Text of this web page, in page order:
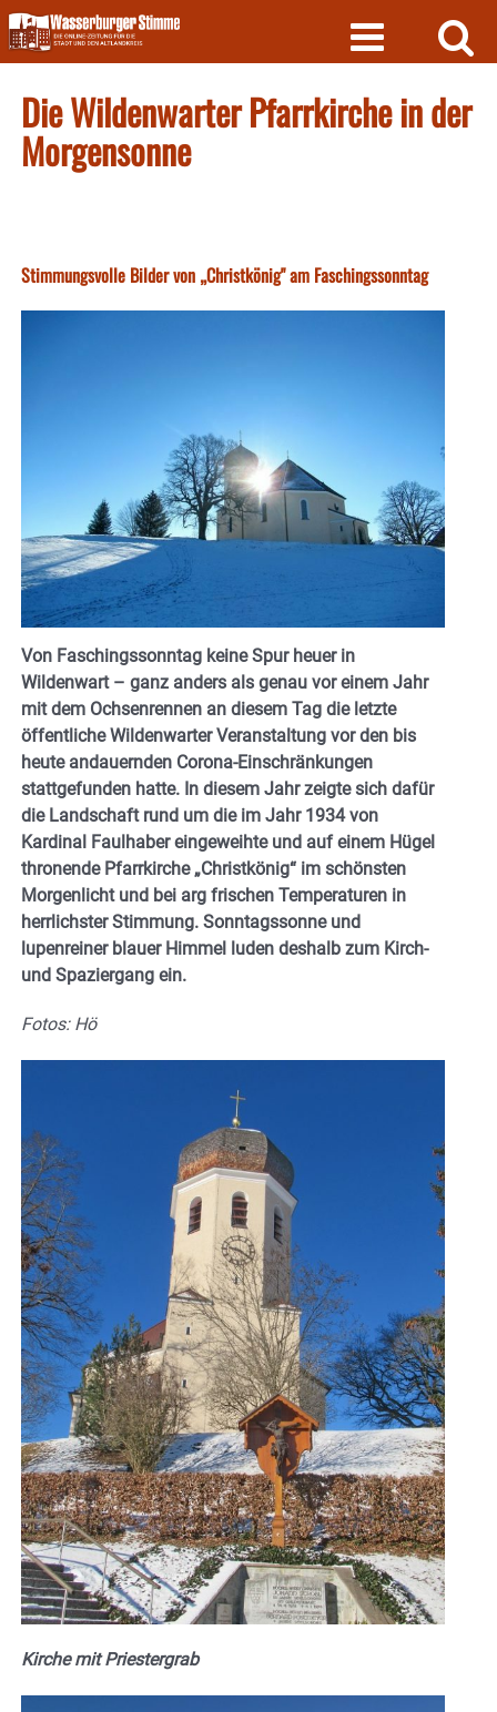
Skip
to
content
Die Wildenwarter Pfarrkirche in der
Morgensonne
Stimmungsvolle Bilder von „Christkönig" am Faschingssonntag
Von Faschingssonntag keine Spur heuer in
Wildenwart – ganz anders als genau vor einem Jahr
mit dem Ochsenrennen an diesem Tag die letzte
öffentliche Wildenwarter Veranstaltung vor den bis
heute andauernden Corona-Einschränkungen
stattgefunden hatte. In diesem Jahr zeigte sich dafür
die Landschaft rund um die im Jahr 1934 von
Kardinal Faulhaber eingeweihte und auf einem Hügel
thronende Pfarrkirche „Christkönig“ im schönsten
Morgenlicht und bei arg frischen Temperaturen in
herrlichster Stimmung. Sonntagssonne und
lupenreiner blauer Himmel luden deshalb zum Kirch-
und Spaziergang ein.
Fotos: Hö
Kirche mit Priestergrab